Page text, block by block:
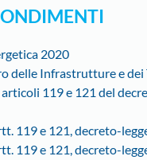
2020
delle Infrastrutture e dei
119 e 121 del
119 e 121, decreto-
119 e 121, decreto-